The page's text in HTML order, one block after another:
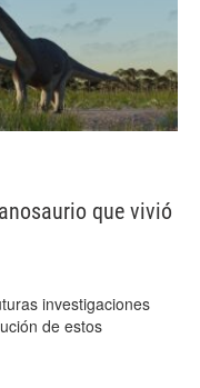
que vivió
investigaciones
de estos